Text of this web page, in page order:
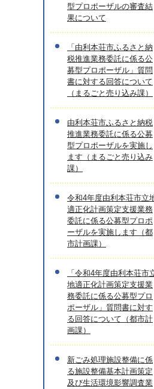
型プロポーザルの審査結
果について
「由利本荘市ふるさと納
税推進業務委託に係る公
募型プロポーザル」質問
書に対する回答について
（まるごと売り込み課）
由利本荘市ふるさと納税
推進業務委託に係る公募
型プロポーザルを実施し
ます（まるごと売り込み
課）
令和4年度由利本荘市立
適正化計画策定支援業務
委託に係る公募型プロポ
ーザルを実施します（都
市計画課）
「令和4年度由利本荘市
地適正化計画策定支援業
務委託に係る公募型プロ
ポーザル」質問書に対す
る回答について（都市計
画課）
新ごみ処理施設整備に係
る施設整備基本計画策定
及び生活環境影響調査業